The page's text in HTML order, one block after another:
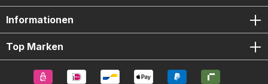
Informationen
Top Marken